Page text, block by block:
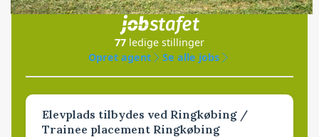
i samarbejde med
77 ledige stillinger
Opret agent
Se alle jobs
Elevplads tilbydes ved Ringkøbing /
Trainee placement Ringkøbing